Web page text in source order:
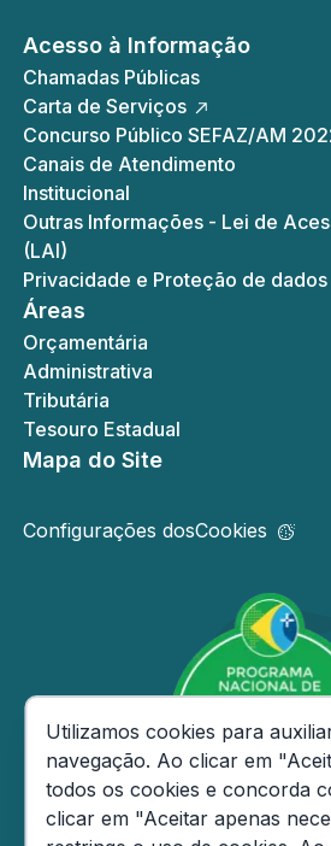
Acesso à Informação
Chamadas Públicas
Carta de Serviços
Concurso Público SEFAZ/AM
Canais de Atendimento
Institucional
Outras Informações - Lei de
(LAI)
Privacidade e Proteção de dados
Áreas
Orçamentária
Administrativa
Tributária
Tesouro Estadual
Mapa do Site
Configurações dosCookies
Utilizamos cookies para
navegação. Ao clicar em
todos os cookies e concorda
clicar em "Aceitar apenas